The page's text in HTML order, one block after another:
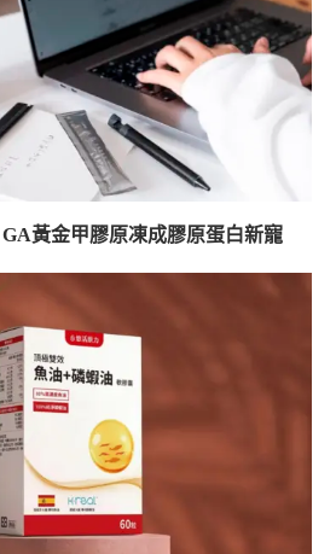
黃金甲膠原凍成膠原蛋白新寵